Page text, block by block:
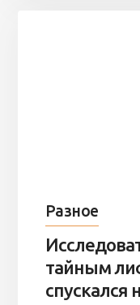
Разное
тайным
спускался